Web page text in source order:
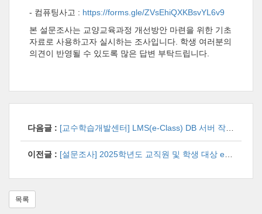
- 컴퓨팅사고 : https://forms.gle/ZVsEhiQXKBsvYL6v9
본 설문조사는 교양교육과정 개선방안 마련을 위한 기초
자료로 사용하고자 실시하는 조사입니다. 학생 여러분의
의견이 반영될 수 있도록 많은 답변 부탁드립니다.
다음글 : [교수학습개발센터] LMS(e-Class) DB 서버 작업 안내(완료)
이전글 : [설문조사] 2025학년도 교직원 및 학생 대상 e-Class, Zoom 만족도 설문조사 참여 안내
목록